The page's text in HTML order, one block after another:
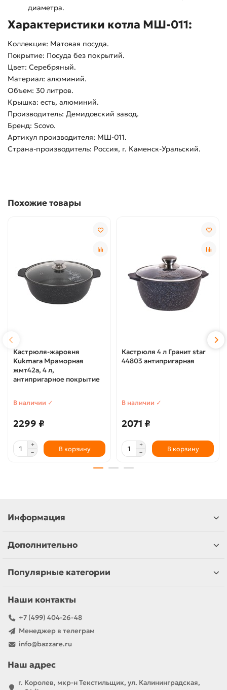
диаметра.
Характеристики котла МШ-011:
Коллекция: Матовая посуда.
Покрытие: Посуда без покрытий.
Цвет: Серебряный.
Материал: алюминий.
Объем: 30 литров.
Крышка: есть, алюминий.
Производитель: Демидовский завод.
Бренд: Scovo.
Артикул производителя: МШ-011.
Страна-производитель: Россия, г. Каменск-Уральский.
Похожие товары
Кастрюля-жаровня
Kukmara Мраморная
жмт42а, 4 л,
антипригарное покрытие
В наличии ✓
2299 ₽
В корзину
Кастрюля 4 л Гранит star
44803 антипригарная
В наличии ✓
2071 ₽
В корзину
Информация
Дополнительно
Популярные категории
Наши контакты
+7 (499) 404-26-48
Менеджер в телеграм
info@bazzare.ru
Наш адрес
г. Королев, мкр-н Текстильщик, ул. Калининградская,